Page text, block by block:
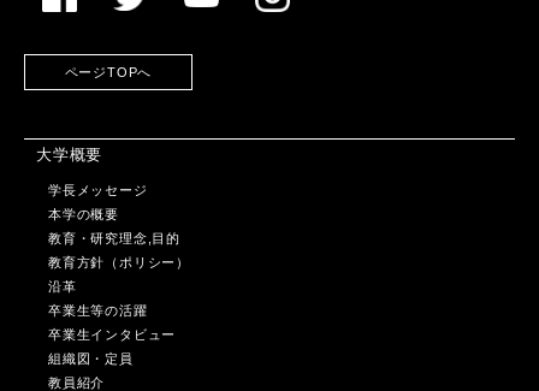
ページTOPへ
大学概要
学長メッセージ
本学の概要
教育・研究理念,目的
教育方針（ポリシー）
沿革
卒業生等の活躍
卒業生インタビュー
組織図・定員
教員紹介